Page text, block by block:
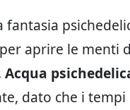
fantasia
aprire le menti
Acqua
dato che i